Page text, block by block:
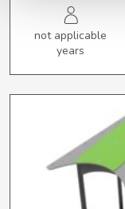
not applicable
years